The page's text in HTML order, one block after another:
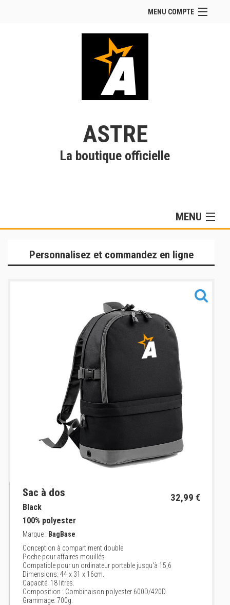
MENU COMPTE
Site Web du club
Facebook
Se connecter
Panier (vide )
ASTRE
La boutique officielle
MENU
Gamme Performance
Informations
Personnalisez et commandez en ligne
Sac à dos 32,99 €
Black
100% polyester
Marque : BagBase
Conception à compartiment double
Poche pour affaires mouillés
Compatible pour un ordinateur portable jusqu'à 15,6
Dimensions: 44 x 31 x 16cm.
Capacité: 18 litres.
Composition : Combinaison polyester 600D/420D.
Grammage: 700g.